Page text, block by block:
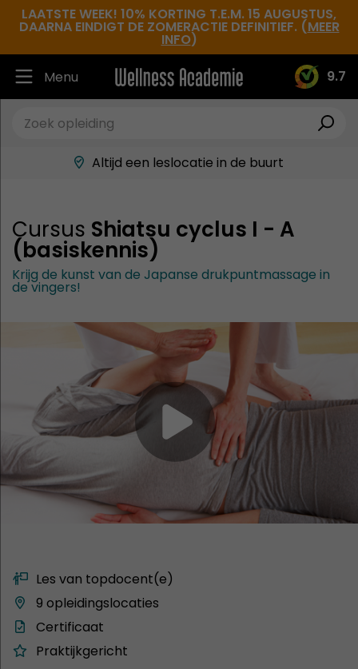
LAATSTE WEEK! 10% KORTING T.E.M. 15 AUGUSTUS,
DAARNA EINDIGT DE ZOMERACTIE DEFINITIEF. (MEER
INFO)
9.7
Menu
Ruim 30.000 tevreden studenten
Beste docenten in de branche
Altijd een leslocatie in de buurt
Cursus Shiatsu cyclus I - A
(basiskennis)
Krijg de kunst van de Japanse drukpuntmassage in
de vingers!
Les van topdocent(e)
9 opleidingslocaties
Certificaat
Praktijkgericht